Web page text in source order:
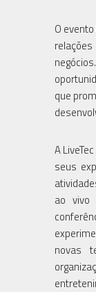
O
que
A
seus
ao vivo
novas